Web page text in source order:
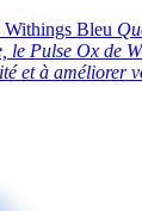
Withings Bleu
le Pulse Ox de
et à améliorer